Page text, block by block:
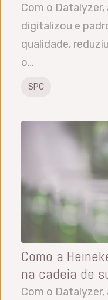
Com o
digitalizou e
qualidade,
o…
SPC
Como a
na cadeia de
Com o Datalyzer,